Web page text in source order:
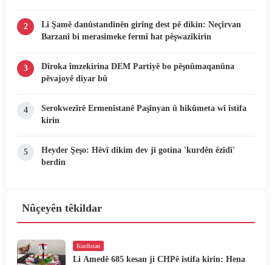
2
Li Şamê danûstandinên girîng dest pê dikin: Neçîrvan
Barzanî bi merasîmeke fermî hat pêşwazîkirin
3
Dîroka îmzekirina DEM Partiyê bo pêşnûmaqanûna
pêvajoyê diyar bû
4
Serokwezîrê Ermenistanê Paşînyan û hikûmeta wî îstifa
kirin
5
Heyder Şeşo: Hêvî dikim dev ji gotina 'kurdên êzîdî'
berdin
Nûçeyên têkildar
Kurdistan
Li Amedê 685 kesan ji CHPê îstifa kirin: Hena